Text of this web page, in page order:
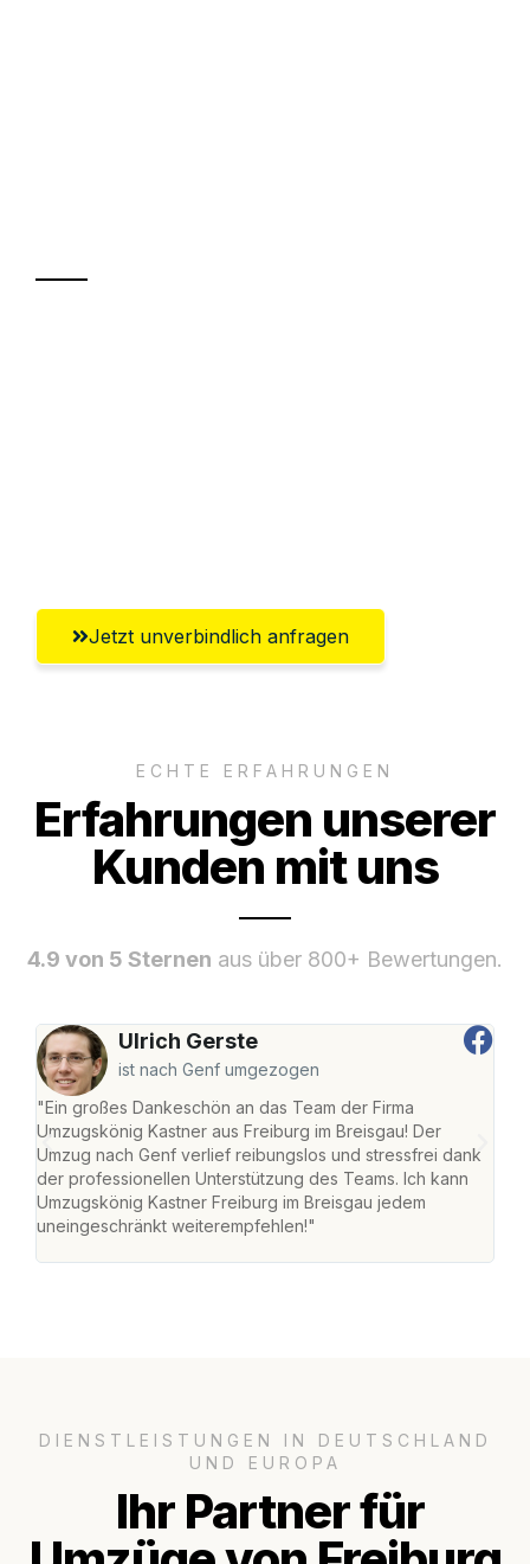
Jetzt unverbindlich anfragen
ECHTE ERFAHRUNGEN
Erfahrungen unserer
Kunden mit uns
4.9 von 5 Sternen aus über 800+ Bewertungen.
Ulrich Gerste
ist nach Genf umgezogen
"Ein großes Dankeschön an das Team der Firma
Umzugskönig Kastner aus Freiburg im Breisgau! Der
Umzug nach Genf verlief reibungslos und stressfrei dank
der professionellen Unterstützung des Teams. Ich kann
Umzugskönig Kastner Freiburg im Breisgau jedem
uneingeschränkt weiterempfehlen!"
DIENSTLEISTUNGEN IN DEUTSCHLAND
UND EUROPA
Ihr Partner für